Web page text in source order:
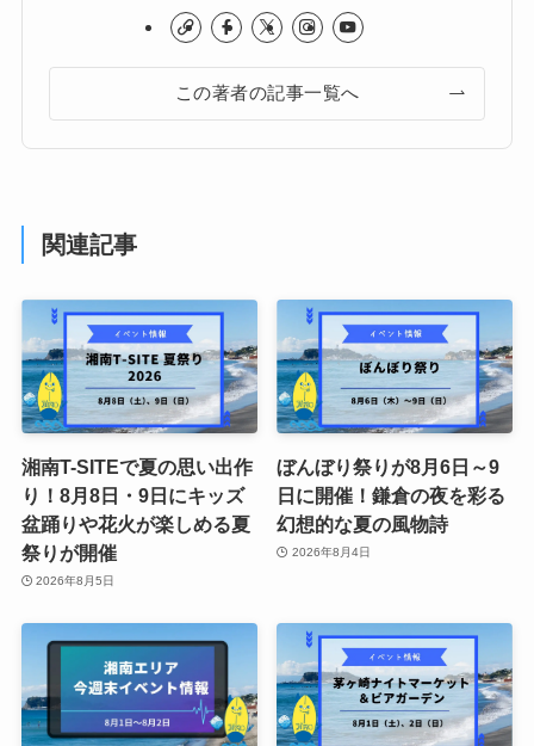
この著者の記事一覧へ
関連記事
湘南T-SITEで夏の思い出作
り！8月8日・9日にキッズ
盆踊りや花火が楽しめる夏
祭りが開催
2026年8月5日
ぼんぼり祭りが8月6日～9
日に開催！鎌倉の夜を彩る
幻想的な夏の風物詩
2026年8月4日